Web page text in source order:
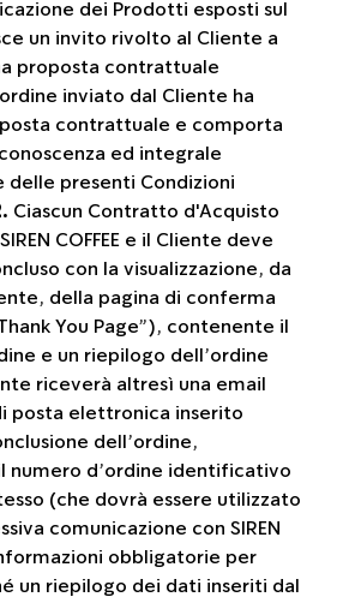
dei Prodotti esposti sul
un invito rivolto al Cliente a
proposta contrattuale
inviato dal Cliente ha
contrattuale e comporta
ed integrale
delle presenti Condizioni
Ciascun Contratto d'Acquisto
COFFEE e il Cliente deve
con la visualizzazione, da
della pagina di conferma
You Page”), contenente il
e un riepilogo dell’ordine
riceverà altresì una email
posta elettronica inserito
dell’ordine,
numero d’ordine identificativo
(che dovrà essere utilizzato
comunicazione con SIREN
obbligatorie per
un riepilogo dei dati inseriti dal